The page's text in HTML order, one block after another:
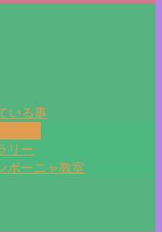
いる事
リー
ポーニャ教室